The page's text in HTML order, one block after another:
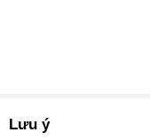
Lưu ý